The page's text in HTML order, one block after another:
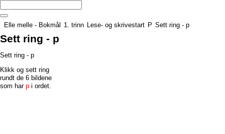
Elle melle - Bokmål 1. trinn Lese- og skrivestart P Sett ring - p
Sett ring - p
Sett ring - p
Klikk og sett ring
rundt de 6 bildene
som har p i ordet.